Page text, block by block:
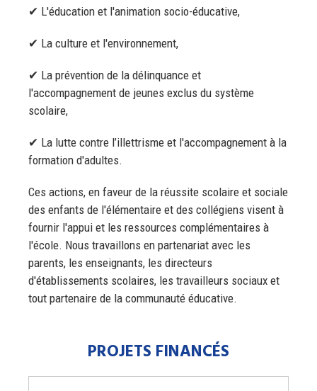
✔ L'éducation et l'animation socio-éducative,
✔ La culture et l'environnement,
✔ La prévention de la délinquance et
l'accompagnement de jeunes exclus du système
scolaire,
✔ La lutte contre l’illettrisme et l'accompagnement à la
formation d'adultes.
Ces actions, en faveur de la réussite scolaire et sociale
des enfants de l'élémentaire et des collégiens visent à
fournir l'appui et les ressources complémentaires à
l'école. Nous travaillons en partenariat avec les
parents, les enseignants, les directeurs
d'établissements scolaires, les travailleurs sociaux et
tout partenaire de la communauté éducative.
PROJETS FINANCÉS